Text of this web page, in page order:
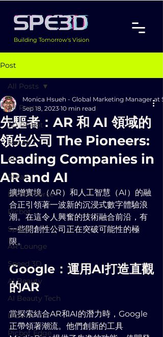
Building Tomorrow's Vision
Post
All Posts
3D Picbot
MetAR
XR
Retail
E-commerce
Picbot
Sports
AR Lounge
Speed 3D
AI Beauty
AI Beauty Tech
DOOH
Picbot Edge
All Posts
先驅者：AR 和 AI 領域的
領先公司 The Pioneers:
Leading Companies in
AR and AI
Monica Hsueh - Global Marketing Manager at
Sep 18, 2023 10 min read
擴增實境（AR）和人工智慧（AI）的融
合正引領著一波新的沉浸式數字體驗浪
潮。在這令人興奮的技術融合前沿，有
一些開創性公司正在突破可能性的極
限。
Google：運用AI打造直觀
的AR
當探索結合AR和AI的潛力時，Google
正帶領著潮流。他們創新的工具